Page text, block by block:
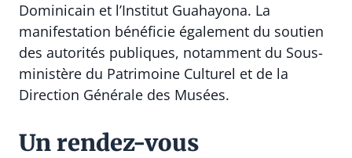
Dominicain et l’Institut Guahayona. La
manifestation bénéficie également du soutien
des autorités publiques, notamment du Sous-
ministère du Patrimoine Culturel et de la
Direction Générale des Musées.
Un rendez-vous